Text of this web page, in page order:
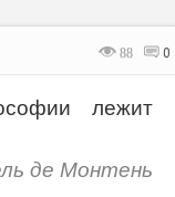
88 0
лежит
де Монтень